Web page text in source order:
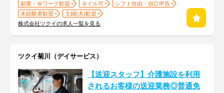
副業・Ｗワーク歓迎 ネイル可
シフト自由・自己申告
未経験者歓迎
主婦(夫)歓迎
株式会社ツクイの求人一覧を見る
ツクイ菊川（デイサービス）
【送迎スタッフ】介護施設を利用
されるお客様の送迎業務◎普通免